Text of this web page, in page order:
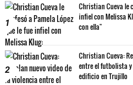
1
Christian Cueva le
infiel con Melissa
con ella"
2
Christian Cueva:
entre el futbolista y
edificio en Trujillo